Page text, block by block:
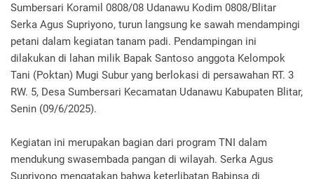
Sumbersari Koramil 0808/08 Udanawu Kodim 0808/Blitar
Serka Agus Supriyono, turun langsung ke sawah mendampingi
petani dalam kegiatan tanam padi. Pendampingan ini
dilakukan di lahan milik Bapak Santoso anggota Kelompok
Tani (Poktan) Mugi Subur yang berlokasi di persawahan RT. 3
RW. 5, Desa Sumbersari Kecamatan Udanawu Kabupaten Blitar,
Senin (09/6/2025).
Kegiatan ini merupakan bagian dari program TNI dalam
mendukung swasembada pangan di wilayah. Serka Agus
Supriyono mengatakan bahwa keterlibatan Babinsa di